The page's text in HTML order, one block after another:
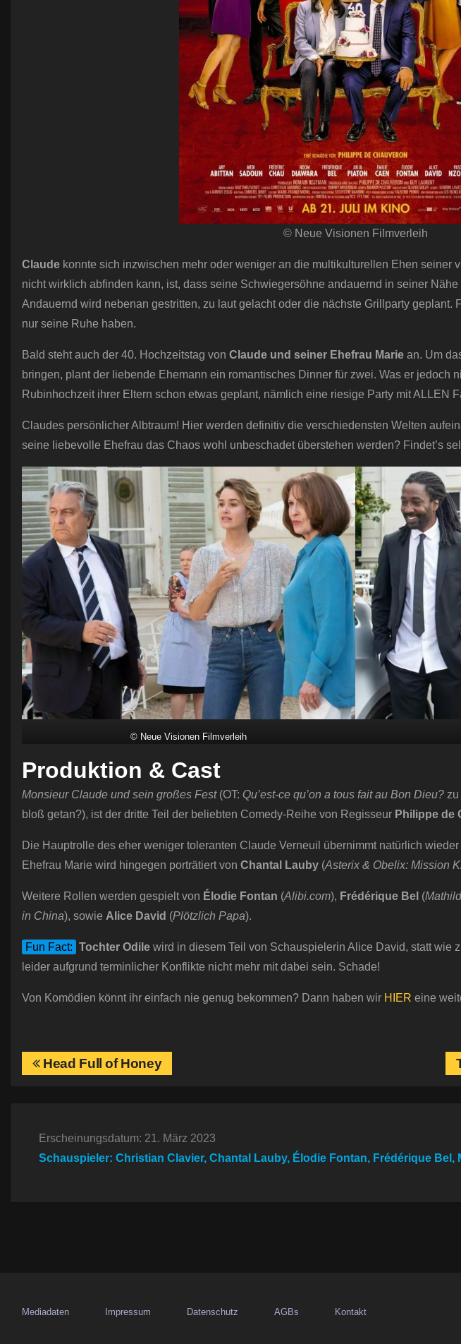
© Neue Visionen Filmverleih
Claude konnte sich inzwischen mehr oder weniger an die multikulturellen Ehen seiner
nicht wirklich abfinden kann, ist, dass seine Schwiegersöhne andauernd in seiner
Andauernd wird nebenan gestritten, zu laut gelacht oder die nächste Grillparty geplant.
nur seine Ruhe haben.
Bald steht auch der 40. Hochzeitstag von Claude und seiner Ehefrau Marie an. Um
bringen, plant der liebende Ehemann ein romantisches Dinner für zwei. Was er jedoch
Rubinhochzeit ihrer Eltern schon etwas geplant, nämlich eine riesige Party mit ALLEN
Claudes persönlicher Albtraum! Hier werden definitiv die verschiedensten Welten
seine liebevolle Ehefrau das Chaos wohl unbeschadet überstehen werden? Findet’s
© Neue Visionen Filmverleih
Produktion & Cast
Monsieur Claude und sein großes Fest(OT: Qu’est-ce qu’on a tous fait au Bon Dieu?
bloß getan?), ist der dritte Teil der beliebten Comedy-Reihe von Regisseur Philippe de
Die Hauptrolle des eher weniger toleranten Claude Verneuil übernimmt natürlich wieder
Ehefrau Marie wird hingegen porträtiert von Chantal Lauby (Asterix & Obelix: Mission
Weitere Rollen werden gespielt von Élodie Fontan (Alibi.com), Frédérique Bel (
in China), sowie Alice David (Plötzlich Papa).
Fun Fact: Tochter Odile wird in diesem Teil von Schauspielerin Alice David, statt wie
leider aufgrund terminlicher Konflikte nicht mehr mit dabei sein. Schade!
Von Komödien könnt ihr einfach nie genug bekommen? Dann haben wir HIER eine
B
n
Head Full of Honey
Erscheinungsdatum: 21. März 2023
Schauspieler: Christian Clavier, Chantal Lauby, Élodie Fontan, Frédérique Bel,
Mediadaten Impressum Datenschutz AGBs Kontakt